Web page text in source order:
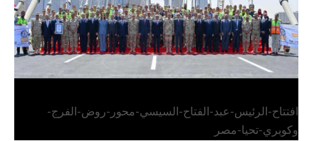
افتتاح-الرئيس-عبد-الفتاح-السيسي-محور-روض-الفرج-
وكوبري-تحيا-مصر